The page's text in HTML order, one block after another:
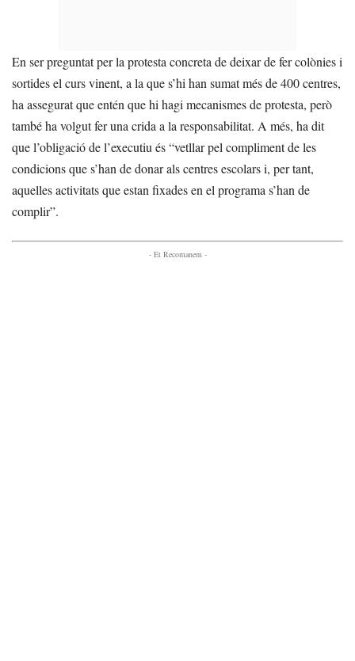
En ser preguntat per la protesta concreta de deixar de fer colònies i
sortides el curs vinent, a la que s’hi han sumat més de 400 centres,
ha assegurat que entén que hi hagi mecanismes de protesta, però
també ha volgut fer una crida a la responsabilitat. A més, ha dit
que l’obligació de l’executiu és “vetllar pel compliment de les
condicions que s’han de donar als centres escolars i, per tant,
aquelles activitats que estan fixades en el programa s’han de
complir”.
- Et Recomanem -